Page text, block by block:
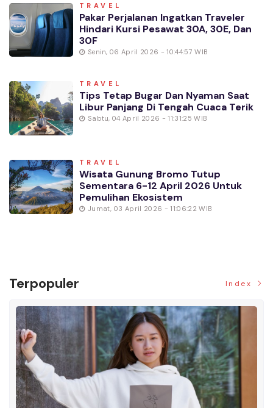
TRAVEL
Pakar Perjalanan Ingatkan Traveler
Hindari Kursi Pesawat 30A, 30E, Dan
30F
Senin, 06 April 2026 - 10:44:57 WIB
TRAVEL
Tips Tetap Bugar Dan Nyaman Saat
Libur Panjang Di Tengah Cuaca Terik
Sabtu, 04 April 2026 - 11:31:25 WIB
TRAVEL
Wisata Gunung Bromo Tutup
Sementara 6-12 April 2026 Untuk
Pemulihan Ekosistem
Jumat, 03 April 2026 - 11:06:22 WIB
Terpopuler Index